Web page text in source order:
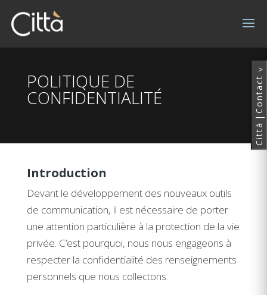
Città
|
Contact
^
POLITIQUE DE
CONFIDENTIALITÉ
Introduction
Devant le développement des nouveaux outils
de communication, il est nécessaire de porter
une attention particulière à la protection de la vie
privée. C’est pourquoi, nous nous engageons à
respecter la confidentialité des renseignements
personnels que nous collectons.